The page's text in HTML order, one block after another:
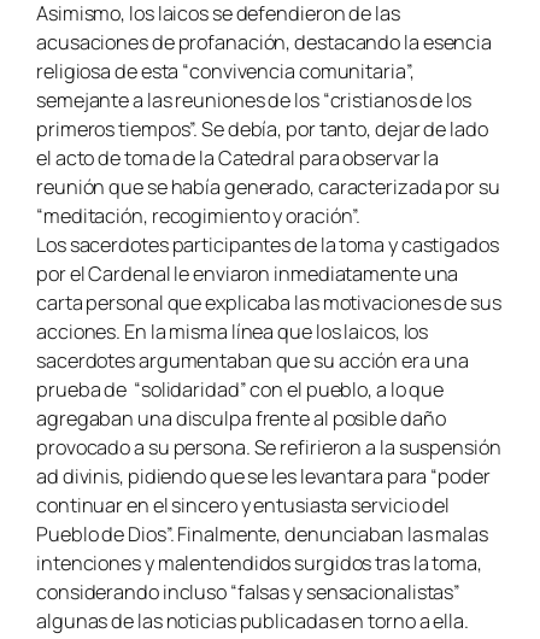
Asimismo, los laicos se defendieron de las
acusaciones de profanación, destacando la esencia
religiosa de esta “convivencia comunitaria”,
semejante a las reuniones de los “cristianos de los
primeros tiempos”. Se debía, por tanto, dejar de lado
el acto de toma de la Catedral para observar la
reunión que se había generado, caracterizada por su
“meditación, recogimiento y oración”.
Los sacerdotes participantes de la toma y castigados
por el Cardenal le enviaron inmediatamente una
carta personal que explicaba las motivaciones de sus
acciones. En la misma línea que los laicos, los
sacerdotes argumentaban que su acción era una
prueba de “solidaridad” con el pueblo, a lo que
agregaban una disculpa frente al posible daño
provocado a su persona. Se refirieron a la suspensión
ad divinis, pidiendo que se les levantara para “poder
continuar en el sincero y entusiasta servicio del
Pueblo de Dios”. Finalmente, denunciaban las malas
intenciones y malentendidos surgidos tras la toma,
considerando incluso “falsas y sensacionalistas”
algunas de las noticias publicadas en torno a ella.